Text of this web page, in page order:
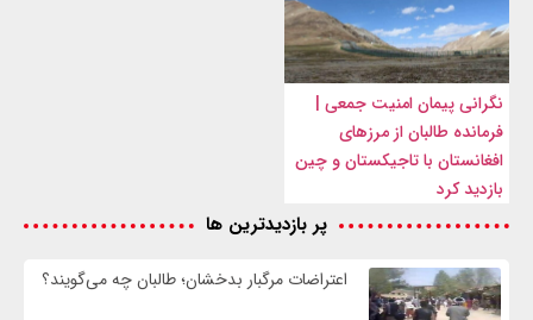
نگرانی پیمان امنیت جمعی |
فرمانده طالبان از مرزهای
افغانستان با تاجیکستان و چین
بازدید کرد
پر بازدیدترین ها
اعتراضات مرگبار بدخشان؛ طالبان چه می‌گویند؟